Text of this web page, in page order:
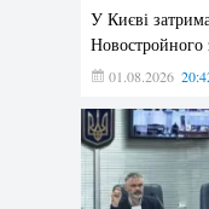
У Києві
01.08.2026